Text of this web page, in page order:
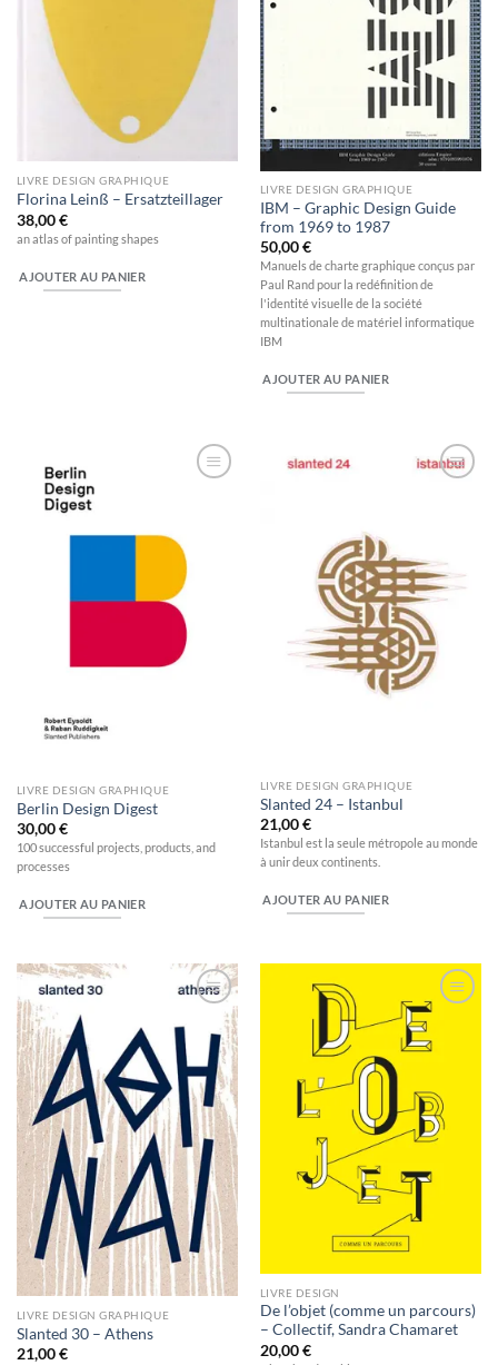
LIVRE DESIGN GRAPHIQUE
Florina Leinß – Ersatzteillager
38,00€
an atlas of painting shapes
AJOUTER AU PANIER
LIVRE DESIGN GRAPHIQUE
IBM – Graphic Design Guide
from 1969 to 1987
50,00€
Manuels de charte graphique conçus par
Paul Rand pour la redéfinition de
l'identité visuelle de la société
multinationale de matériel informatique
IBM
AJOUTER AU PANIER
LIVRE DESIGN GRAPHIQUE
Berlin Design Digest
30,00€
100 successful projects, products, and
processes
AJOUTER AU PANIER
LIVRE DESIGN GRAPHIQUE
Slanted 24 – Istanbul
21,00€
Istanbul est la seule métropole au monde
à unir deux continents.
AJOUTER AU PANIER
Ajouter
à la
wishlist
LIVRE DESIGN GRAPHIQUE
Slanted 30 – Athens
21,00€
Ajouter
wishlist
LIVRE DESIGN
De l’objet (comme un parcours)
– Collectif, Sandra Chamaret
20,00€